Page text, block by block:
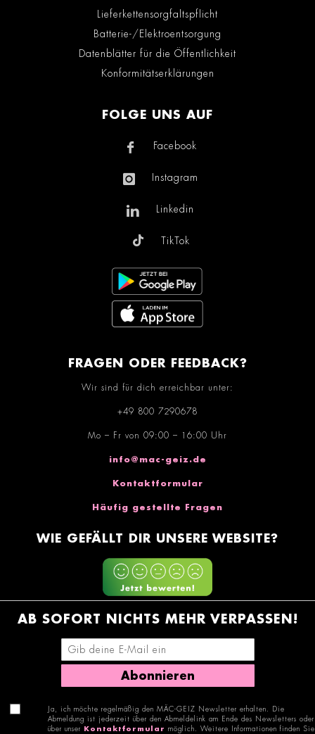
Lieferkettensorgfaltspflicht
Batterie-/Elektroentsorgung
Datenblätter für die Öffentlichkeit
Konformitätserklärungen
FOLGE UNS AUF
Facebook
Instagram
Linkedin
TikTok
FRAGEN ODER FEEDBACK?
Wir sind für dich erreichbar unter:
+49 800 7290678
Mo – Fr von 09:00 – 16:00 Uhr
info@mac-geiz.de
Kontaktformular
Häufig gestellte Fragen
WIE GEFÄLLT DIR UNSERE WEBSITE?
AB SOFORT NICHTS MEHR VERPASSEN!
E-Mail-Adresse eingeben
Abonnieren
Ja, ich möchte regelmäßig den MÄC-GEIZ Newsletter erhalten. Die
Abmeldung ist jederzeit über den Abmeldelink am Ende des Newsletters oder
über unser
Kontaktformular möglich. Weitere Informationen finden Sie